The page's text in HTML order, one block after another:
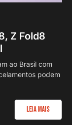
Z Fold8
ao Brasil com
podem
Leia Mais